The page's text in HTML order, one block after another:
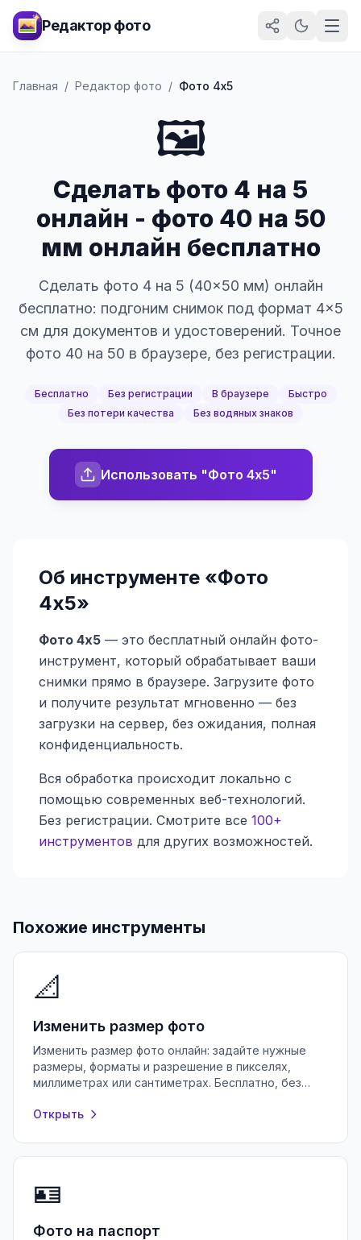
Редактор фото
Главная / Редактор фото / Фото 4х5
🖼️
Сделать фото 4 на 5
онлайн - фото 40 на 50
мм онлайн бесплатно
Сделать фото 4 на 5 (40×50 мм) онлайн
бесплатно: подгоним снимок под формат 4×5
см для документов и удостоверений. Точное
фото 40 на 50 в браузере, без регистрации.
Бесплатно Без регистрации В браузере
Быстро
Без потери качества
Без водяных знаков
Использовать "Фото 4х5"
Об инструменте «Фото
4х5»
Фото 4х5 — это бесплатный онлайн фото-
инструмент, который обрабатывает ваши
снимки прямо в браузере. Загрузите фото
и получите результат мгновенно — без
загрузки на сервер, без ожидания, полная
конфиденциальность.
Вся обработка происходит локально с
помощью современных веб-технологий.
Без регистрации. Смотрите все 100+
инструментов для других возможностей.
Похожие инструменты
📐
Изменить размер фото
Изменить размер фото онлайн: задайте нужные
размеры, форматы и разрешение в пикселях,
миллиметрах или сантиметрах. Бесплатно, без
Открыть
🪪
Фото на паспорт